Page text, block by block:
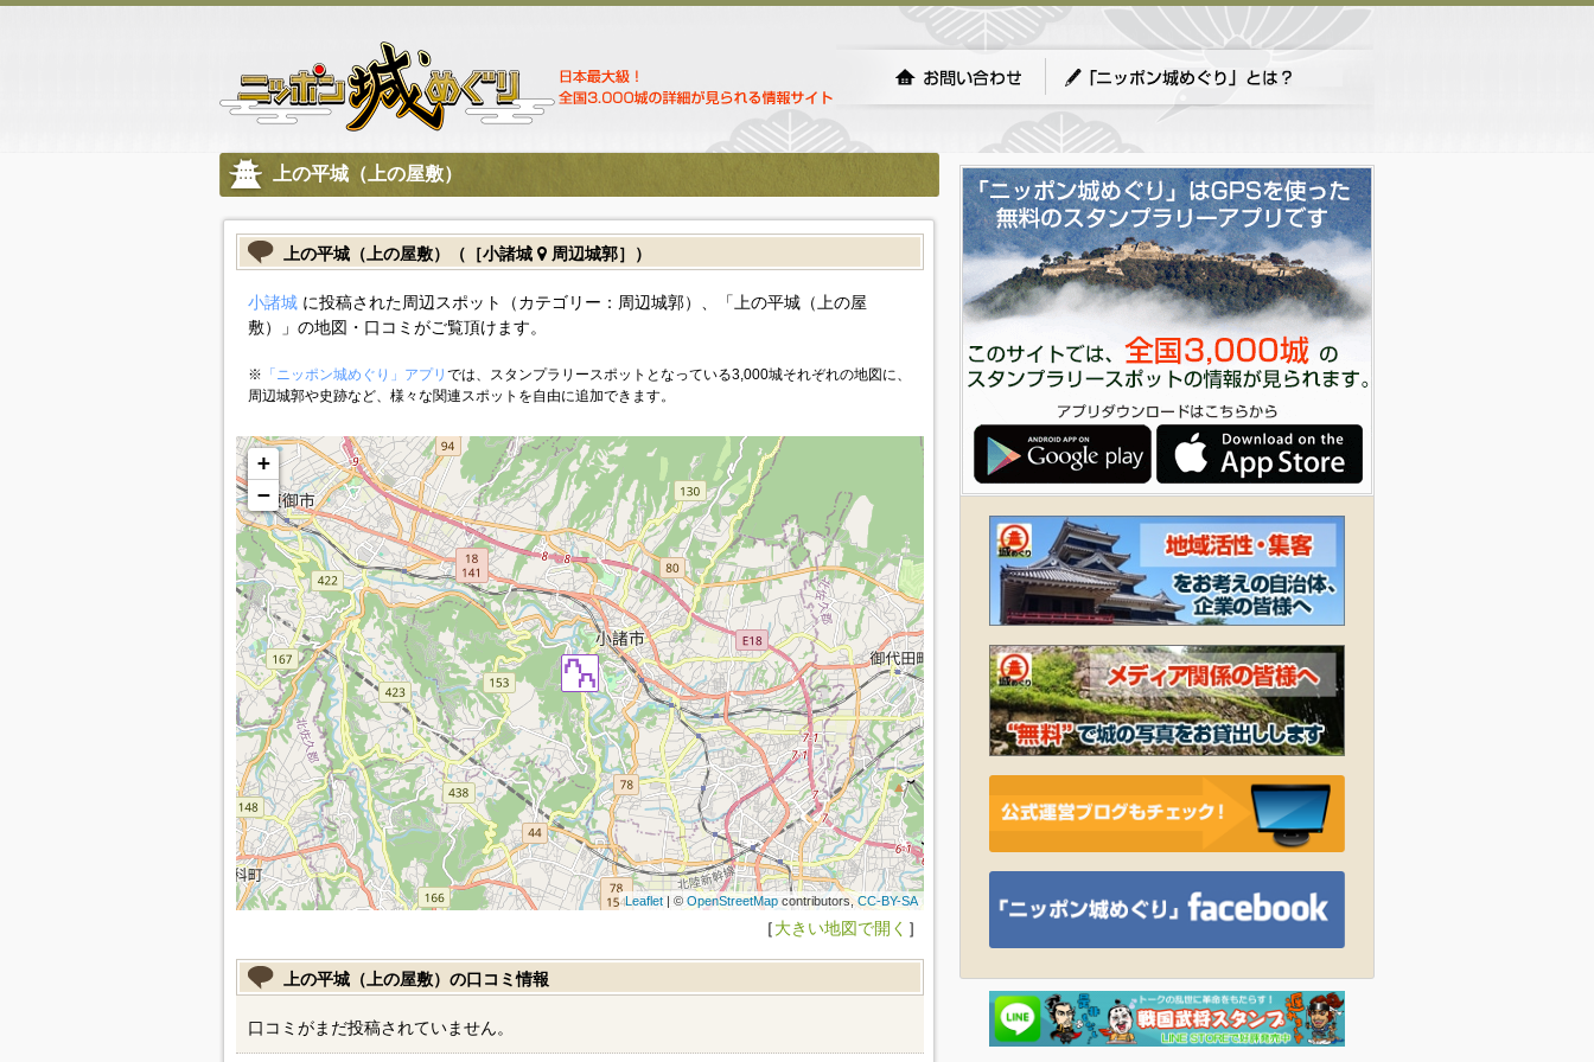
上の平城（上の屋敷）
上の平城（上の屋敷）（［小諸城 周辺城郭］）
小諸城に投稿された周辺スポット（カテゴリー：周辺城郭）、「上の平城（上の屋
敷）」の地図・口コミがご覧頂けます。
※ 「ニッポン城めぐり」アプリ では、スタンプラリースポットとなっている3,000城それぞれの地図に、
周辺城郭や史跡など、様々な関連スポットを自由に追加できます。
+
−
Leaflet| © OpenStreetMapcontributors,CC-BY-SA
［大きい地図で開く ］
上の平城（上の屋敷）の口コミ情報
口コミがまだ投稿されていません。